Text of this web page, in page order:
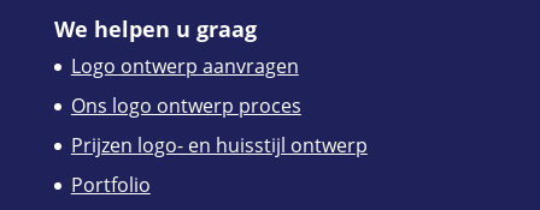
We helpen u graag
Logo ontwerp aanvragen
Ons logo ontwerp proces
Prijzen logo- en huisstijl ontwerp
Portfolio